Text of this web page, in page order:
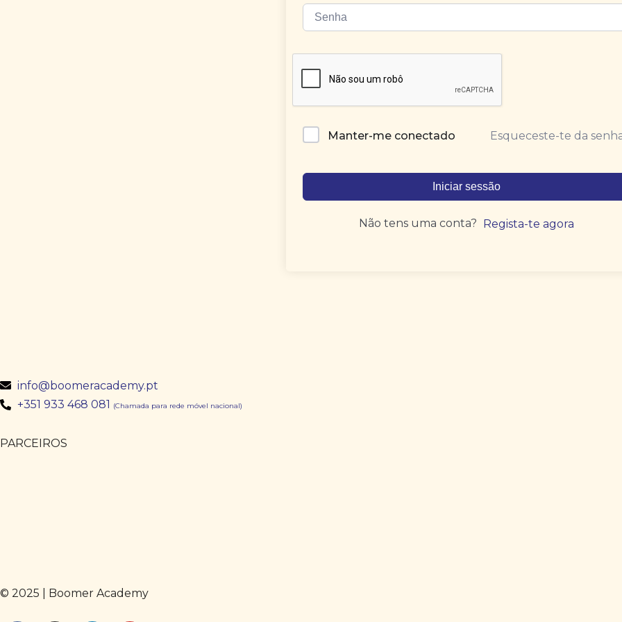
Manter-me conectado Esqueceste-te da
Iniciar sessão
Não tens uma conta? Regista-te agora
info@boomeracademy.pt
+351 933 468 081 (Chamada para rede móvel nacional)
PARCEIROS
© 2025 | Boomer Academy